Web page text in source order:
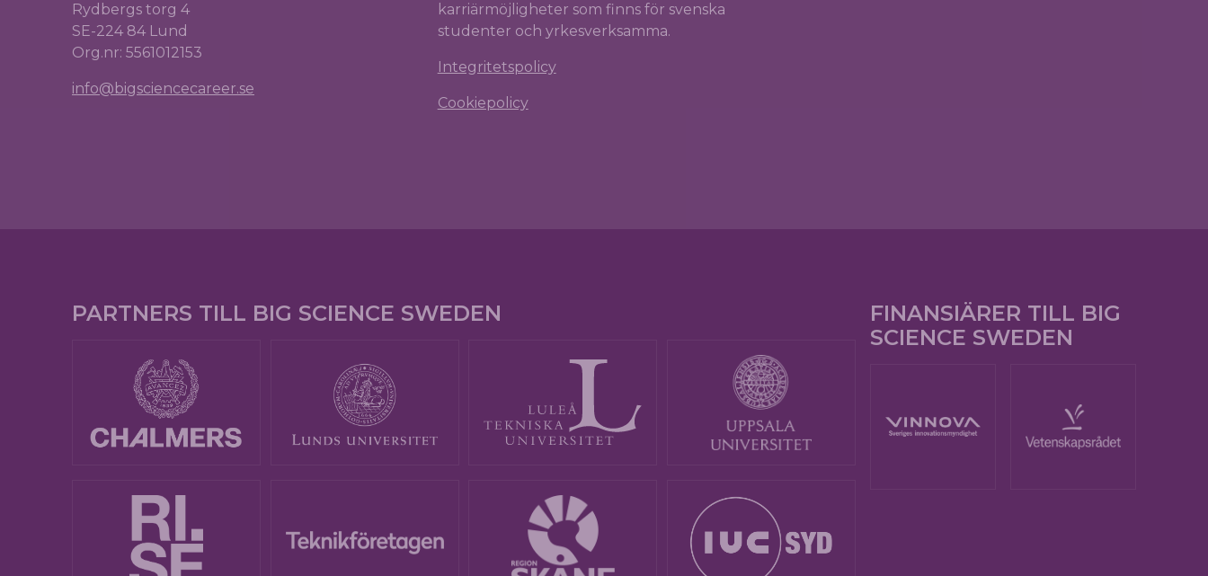
Rydbergs torg 4
SE-224 84 Lund
Org.nr: 5561012153
info@bigsciencecareer.se
karriärmöjligheter som finns för svenska
studenter och yrkesverksamma.
Integritetspolicy
Cookiepolicy
PARTNERS TILL BIG SCIENCE SWEDEN
FINANSIÄRER TILL BIG
SCIENCE SWEDEN